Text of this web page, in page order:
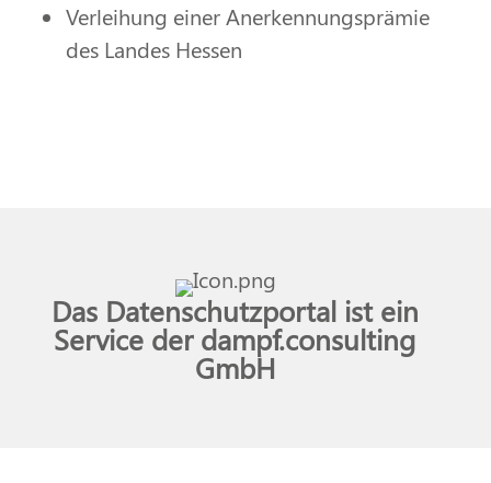
Verleihung einer Anerkennungsprämie
des Landes Hessen
Das Datenschutzportal ist ein
Service der dampf.consulting
GmbH